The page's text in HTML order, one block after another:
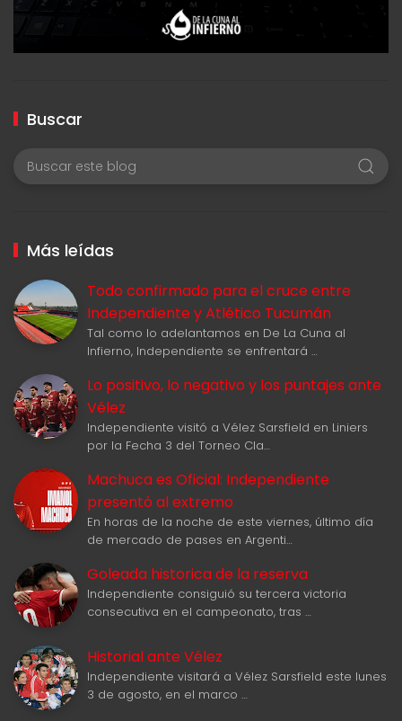
Buscar
Más leídas
Todo confirmado para el cruce entre
Independiente y Atlético Tucumán
Tal como lo adelantamos en De La Cuna al
Infierno, Independiente se enfrentará …
Lo positivo, lo negativo y los puntajes ante
Vélez
Independiente visitó a Vélez Sarsfield en Liniers
por la Fecha 3 del Torneo Cla…
Machuca es Oficial: Independiente
presentó al extremo
En horas de la noche de este viernes, último día
de mercado de pases en Argenti…
Goleada historica de la reserva
Independiente consiguió su tercera victoria
consecutiva en el campeonato, tras …
Historial ante Vélez
Independiente visitará a Vélez Sarsfield este lunes
3 de agosto, en el marco …